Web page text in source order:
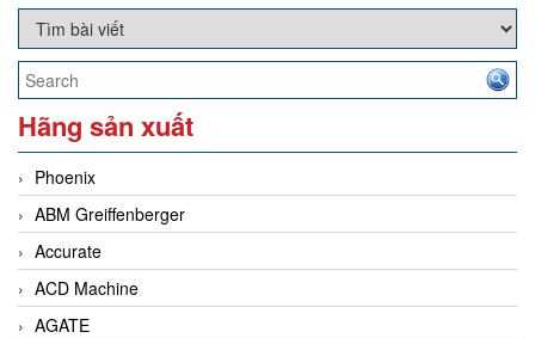
Hãng sản xuất
Phoenix
ABM Greiffenberger
Accurate
ACD Machine
AGATE